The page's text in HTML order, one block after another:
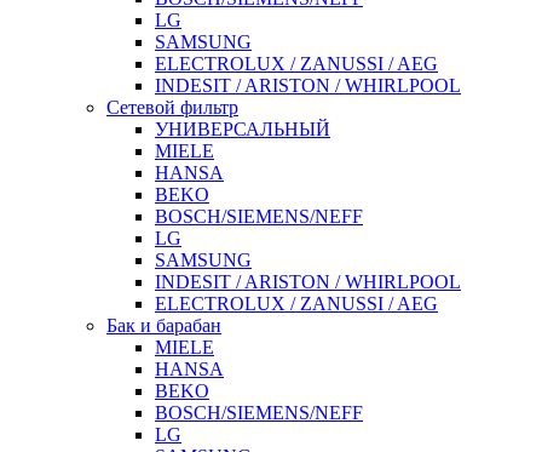
LG
SAMSUNG
ELECTROLUX / ZANUSSI / AEG
INDESIT / ARISTON / WHIRLPOOL
Сетевой фильтр
УНИВЕРСАЛЬНЫЙ
MIELE
HANSA
BEKO
BOSCH/SIEMENS/NEFF
LG
SAMSUNG
INDESIT / ARISTON / WHIRLPOOL
ELECTROLUX / ZANUSSI / AEG
Бак и барабан
MIELE
HANSA
BEKO
BOSCH/SIEMENS/NEFF
LG